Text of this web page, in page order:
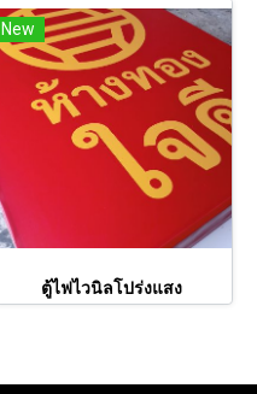
New
ตู้ไฟไวนิลโปร่งแสง